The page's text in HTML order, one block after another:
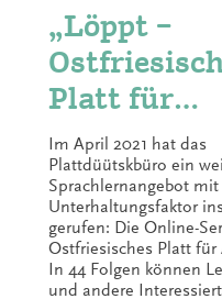
„Löppt –
Platt für
Anfänger“
Im April 2021 hat das
Plattdüütskbüro ein
Sprachlernangebot mit
Unterhaltungsfaktor
gerufen: Die Online-
Ostfriesisches Platt für
In 44 Folgen können
und andere